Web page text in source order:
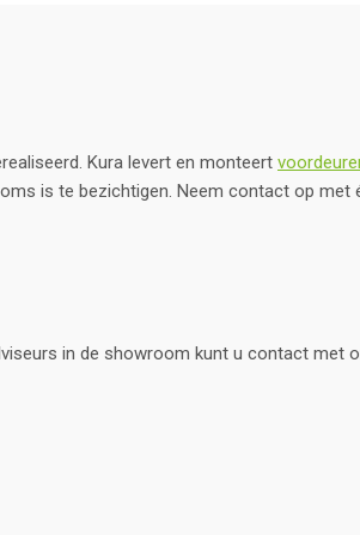
Kura levert en monteert
is te bezichtigen. Neem contact op met
in de showroom kunt u contact met